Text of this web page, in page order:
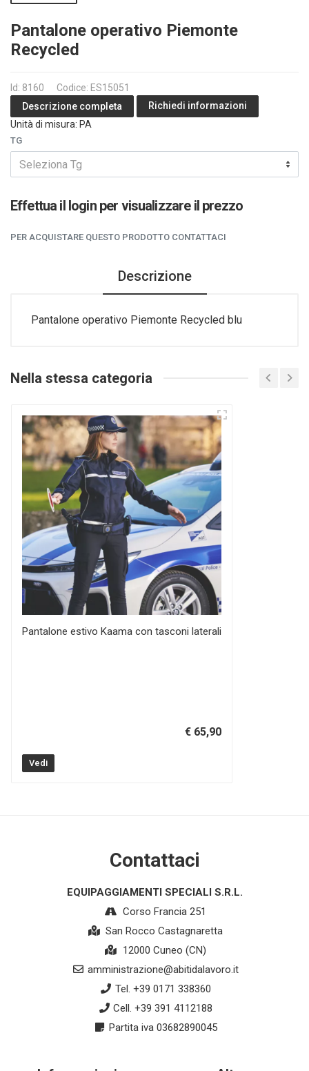
Pantalone operativo Piemonte
Recycled
Id: 8160
Codice: ES15051
Descrizione completa
Richiedi informazioni
Unità di misura: PA
TG
Seleziona Tg
Effettua il login per visualizzare il prezzo
PER ACQUISTARE QUESTO PRODOTTO CONTATTACI
Descrizione
Pantalone operativo Piemonte Recycled blu
Nella stessa categoria
Pantalone estivo Kaama con tasconi laterali
€ 65,90
Vedi
Contattaci
EQUIPAGGIAMENTI SPECIALI S.R.L.
Corso Francia 251
San Rocco Castagnaretta
12000 Cuneo (CN)
amministrazione@abitidalavoro.it
Tel. +39 0171 338360
Cell. +39 391 4112188
Partita iva 03682890045